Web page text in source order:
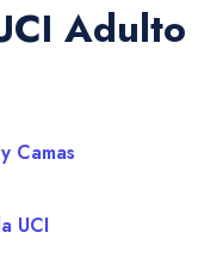
Adulto
Camas
UCI